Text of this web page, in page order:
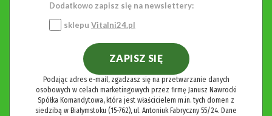
Dodatkowo zapisz się na newslettery:
sklepu Vitalni24.pl
ZAPISZ SIĘ
Podając adres e-mail, zgadzasz się na przetwarzanie danych
osobowych w celach marketingowych przez firmę Janusz Nawrocki
Spółka Komandytowa, która jest właścicielem m.in. tych domen z
siedzibą w Białymstoku (15-762), ul. Antoniuk Fabryczny 55/24. Dane